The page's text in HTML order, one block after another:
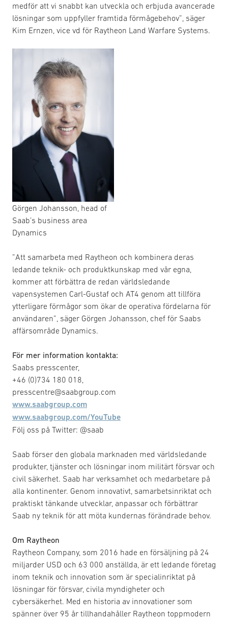
medför att vi snabbt kan utveckla och erbjuda avancerade
lösningar som uppfyller framtida förmågebehov”, säger
Kim Ernzen, vice vd för Raytheon Land Warfare Systems.
Görgen Johansson, head of
Saab’s business area
Dynamics
”Att samarbeta med Raytheon och kombinera deras
ledande teknik- och produktkunskap med vår egna,
kommer att förbättra de redan världsledande
vapensystemen Carl-Gustaf och AT4 genom att tillföra
ytterligare förmågor som ökar de operativa fördelarna för
användaren”, säger Görgen Johansson, chef för Saabs
affärsområde Dynamics.
För mer information kontakta:
Saabs presscenter,
+46 (0)734 180 018,
presscentre@saabgroup.com
www.saabgroup.com
www.saabgroup.com/YouTube
Följ oss på Twitter: @saab
Saab förser den globala marknaden med världsledande
produkter, tjänster och lösningar inom militärt försvar och
civil säkerhet. Saab har verksamhet och medarbetare på
alla kontinenter. Genom innovativt, samarbetsinriktat och
praktiskt tänkande utvecklar, anpassar och förbättrar
Saab ny teknik för att möta kundernas förändrade behov.
Om Raytheon
Raytheon Company, som 2016 hade en försäljning på 24
miljarder USD och 63 000 anställda, är ett ledande företag
inom teknik och innovation som är specialinriktat på
lösningar för försvar, civila myndigheter och
cybersäkerhet. Med en historia av innovationer som
spänner över 95 år tillhandahåller Raytheon toppmodern